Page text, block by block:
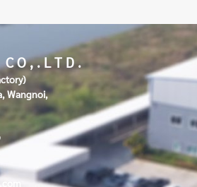
O , . L T D .
Wangnoi,